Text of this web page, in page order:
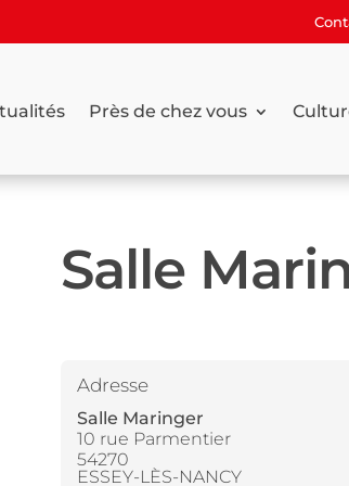
Près de chez vous
Salle
Adresse
Salle Maringer
10 rue Parmentier
54270
ESSEY-LÈS-NANCY